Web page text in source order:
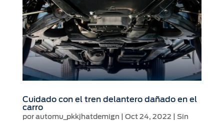
Cuidado con el tren delantero dañado en el
carro
por automu_pkkjhatdemign Oct 24, 2022
Sin